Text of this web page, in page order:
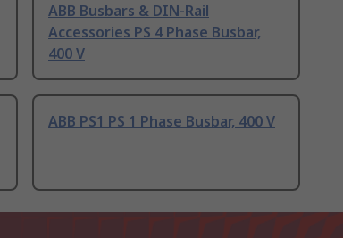
ABB Busbars & DIN-Rail
Accessories PS 4 Phase Busbar,
400 V
ABB PS1 PS 1 Phase Busbar, 400 V